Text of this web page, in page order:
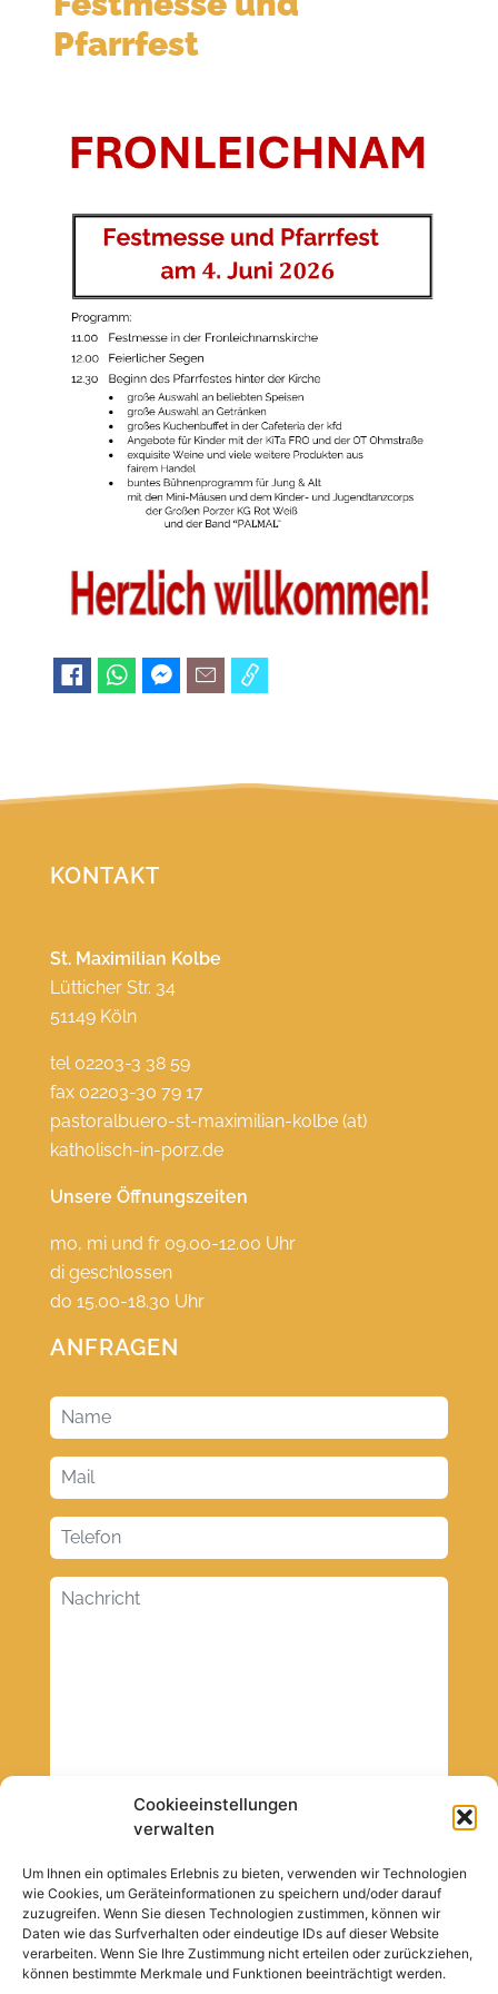
Cookieeinstellungen
verwalten
Um Ihnen ein optimales Erlebnis zu bieten, verwenden wir Technologien
wie Cookies, um Geräteinformationen zu speichern und/oder darauf
zuzugreifen. Wenn Sie diesen Technologien zustimmen, können wir
Daten wie das Surfverhalten oder eindeutige IDs auf dieser Website
verarbeiten. Wenn Sie Ihre Zustimmung nicht erteilen oder zurückziehen,
können bestimmte Merkmale und Funktionen beeinträchtigt werden.
Pfarrfest
KONTAKT
St. Maximilian Kolbe
Lütticher Str. 34
51149 Köln
tel 02203-3 38 59
fax 02203-30 79 17
pastoralbuero-st-maximilian-kolbe (at)
katholisch-in-porz.de
Unsere Öffnungszeiten
mo, mi und fr 09.00-12.00 Uhr
di geschlossen
do 15.00-18.30 Uhr
ANFRAGEN